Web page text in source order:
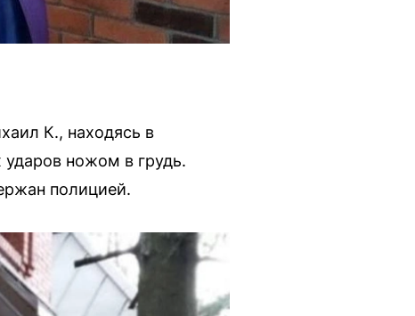
К., находясь в
ударов ножом в грудь.
полицией.